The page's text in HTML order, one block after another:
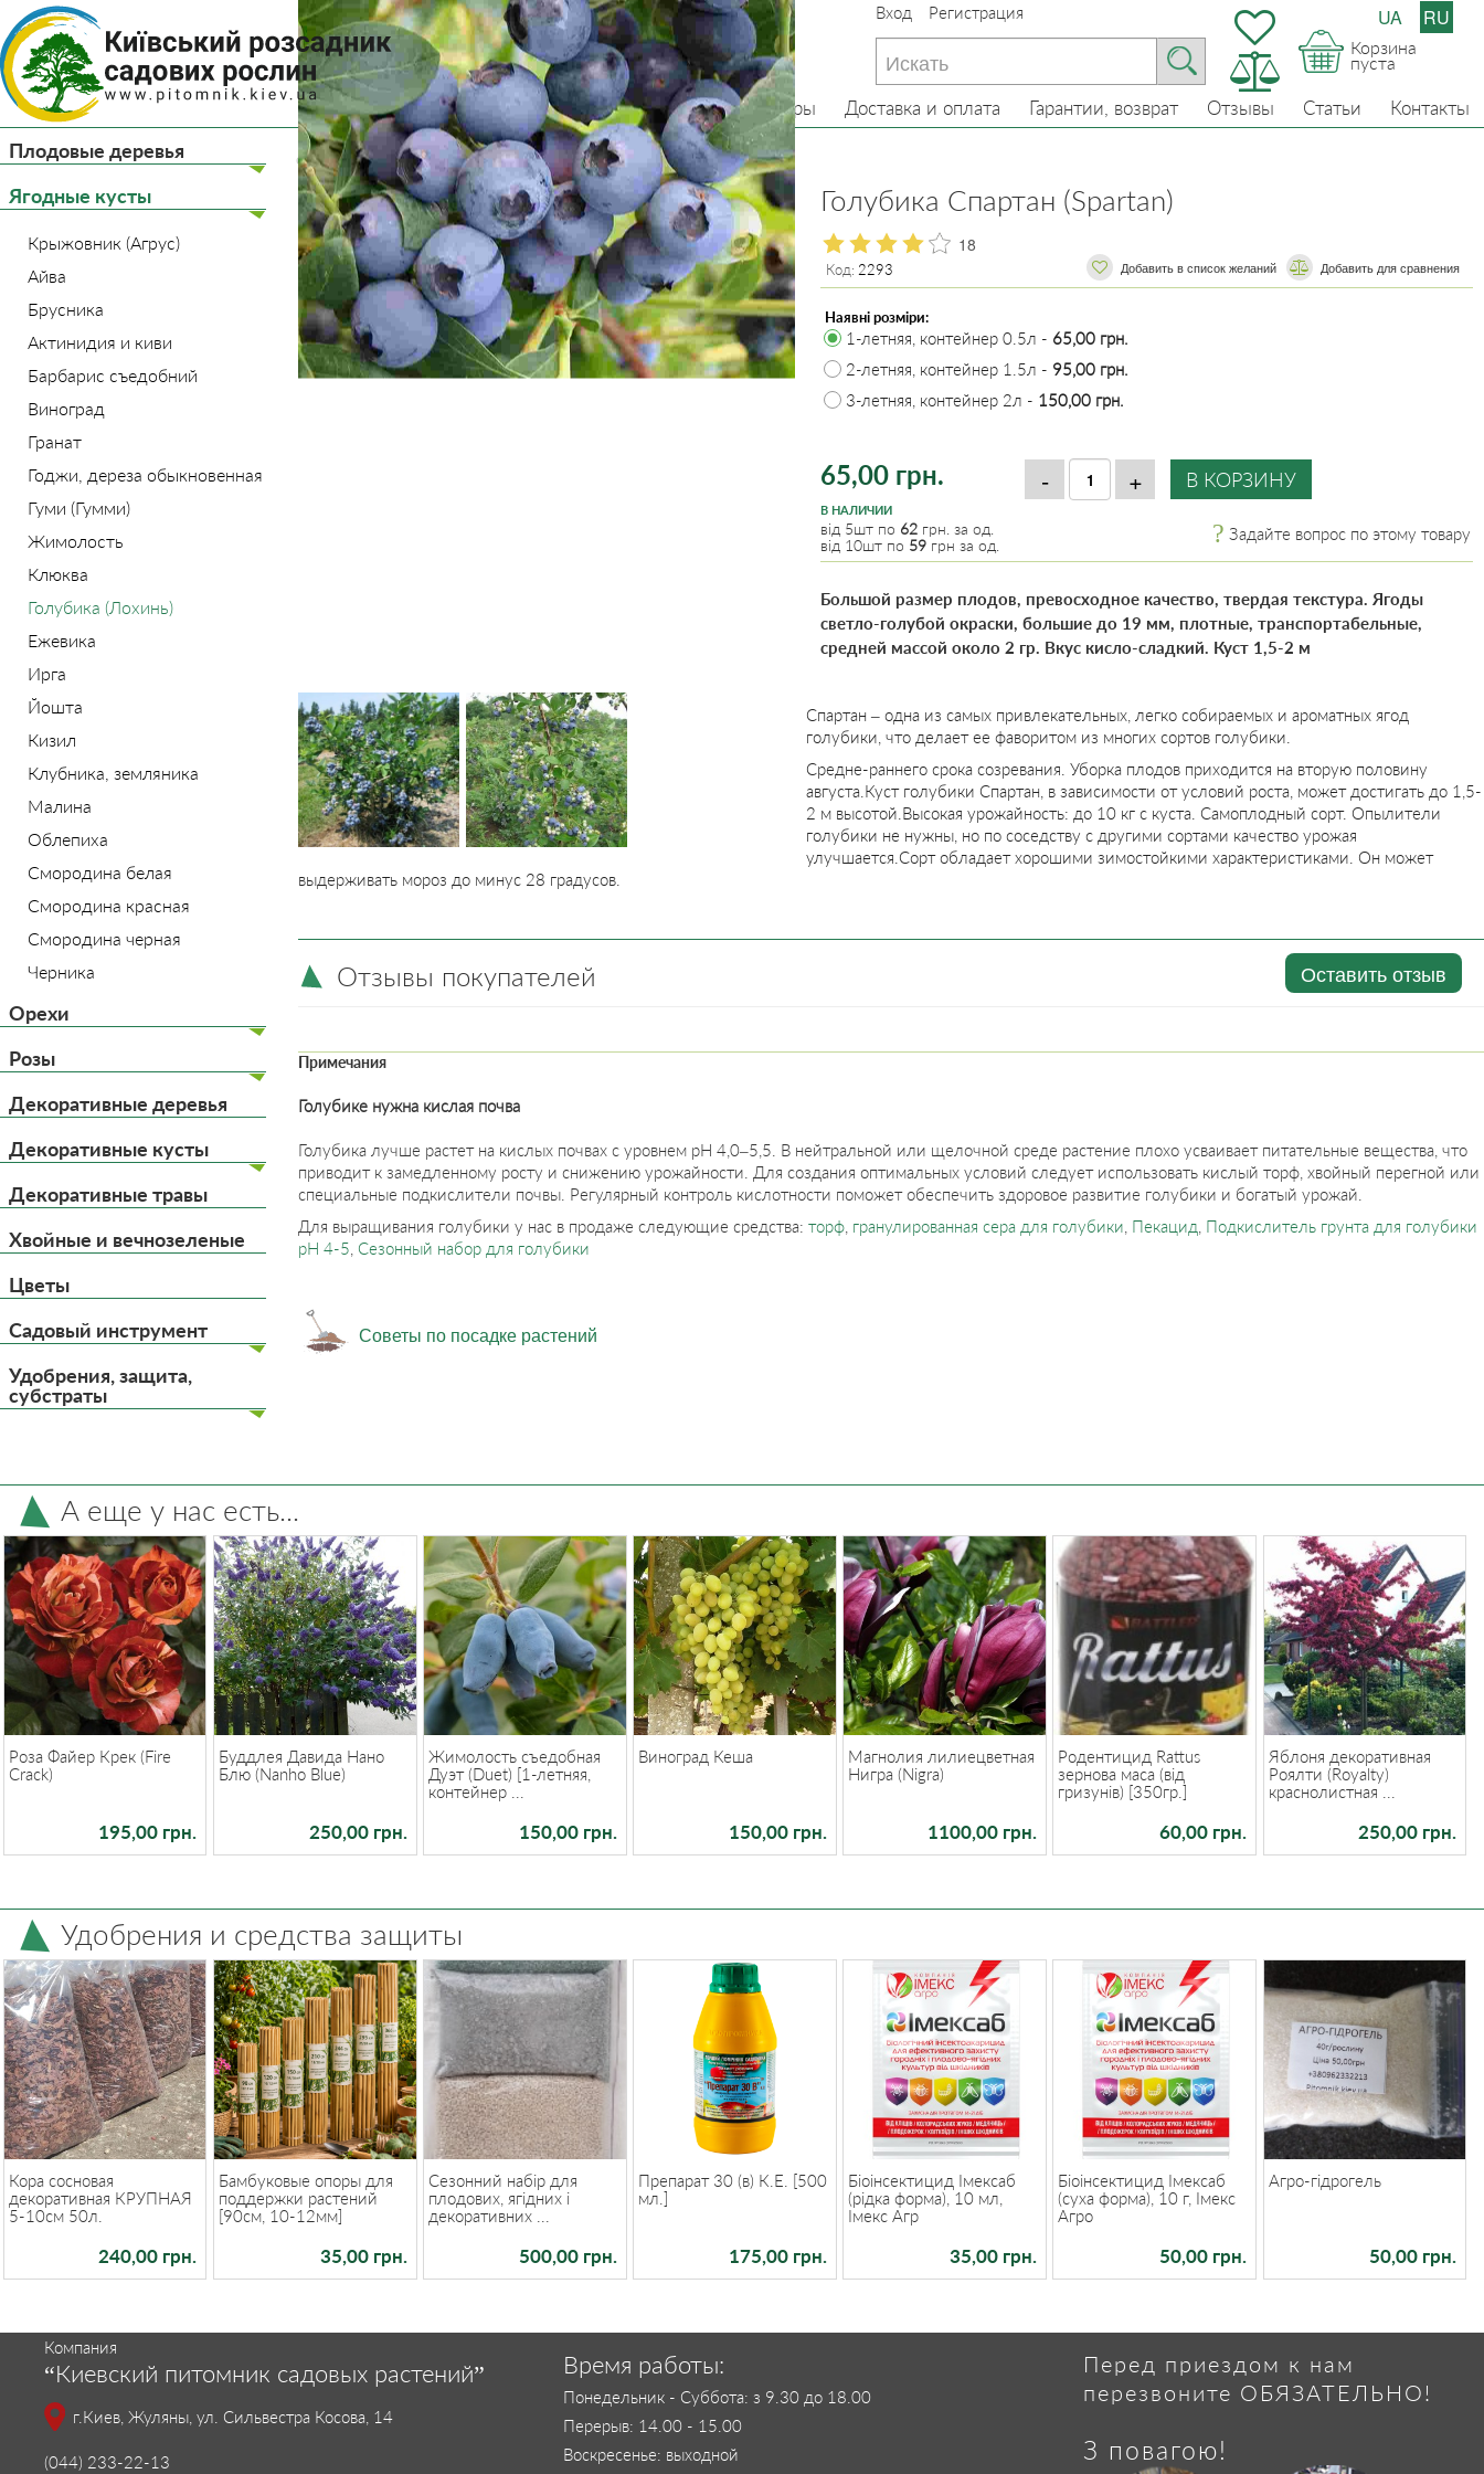
(044) 233-22-13
(097) 233-22-13
(093) 233-22-13
(099) 233-22-13
Вход Регистрация
Корзина
пуста
UA RU
Главная О нас Товары Доставка и оплата Гарантии, возврат Отзывы Статьи Контакты
Плодовые деревья
Ягодные кусты
Крыжовник (Агрус)
Айва
Брусника
Актинидия и киви
Барбарис съедобний
Виноград
Гранат
Годжи, дереза обыкновенная
Гуми (Гумми)
Жимолость
Клюква
Голубика (Лохинь)
Ежевика
Ирга
Йошта
Кизил
Клубника, земляника
Малина
Облепиха
Смородина белая
Смородина красная
Смородина черная
Черника
Орехи
Розы
Декоративные деревья
Декоративные кусты
Декоративные травы
Хвойные и вечнозеленые
Цветы
Садовый инструмент
Удобрения, защита,
субстраты
Главная Ягодные кустарники Голубика (Лохинь)
Голубика Спартан (Spartan)
18
Код: 2293
65,00 грн.
Добавить в список желаний ​​Добавить для сравнения
Наявні розміри:
1-летняя, контейнер 0.5л - 65,00 грн.
2-летняя, контейнер 1.5л - 95,00 грн.
3-летняя, контейнер 2л - 150,00 грн.
В НАЛИЧИИ
від 5шт по 62 грн. за од.
від 10шт по 59 грн за од.
Задайте вопрос по этому товару
Большой размер плодов, превосходное качество, твердая текстура. Ягоды
светло-голубой окраски, большие до 19 мм, плотные, транспортабельные,
средней массой около 2 гр. Вкус кисло-сладкий. Куст 1,5-2 м
Спартан – одна из самых привлекательных, легко собираемых и ароматных ягод
голубики, что делает ее фаворитом из многих сортов голубики.
Средне-раннего срока созревания. Уборка плодов приходится на вторую половину
августа.Куст голубики Спартан, в зависимости от условий роста, может достигать до 1,5-
2 м высотой.Высокая урожайность: до 10 кг с куста. Самоплодный сорт. Опылители
голубики не нужны, но по соседству с другими сортами качество урожая
улучшается.Сорт обладает хорошими зимостойкими характеристиками. Он может
выдерживать мороз до минус 28 градусов.
Оставить отзыв
Отзывы покупателей
Примечания
Голубике нужна кислая почва
Голубика лучше растет на кислых почвах с уровнем pH 4,0–5,5. В нейтральной или щелочной среде растение плохо усваивает питательные вещества, что
приводит к замедленному росту и снижению урожайности. Для создания оптимальных условий следует использовать кислый торф, хвойный перегной или
специальные подкислители почвы. Регулярный контроль кислотности поможет обеспечить здоровое развитие голубики и богатый урожай.
Для выращивания голубики у нас в продаже следующие средства: торф гранулированная сера для голубики Пекацид Подкислитель грунта для голубики
рН 4-5 Сезонный набор для голубики
Советы по посадке растений
А еще у нас есть...
Роза Файер Крек (Fire
Crack)
195,00 грн.
Буддлея Давида Нано
Блю (Nanho Blue)
250,00 грн.
Жимолость съедобная
Дуэт (Duet) [1-летняя,
контейнер ...
150,00 грн.
Виноград Кеша
150,00 грн.
Магнолия лилиецветная
Нигра (Nigra)
1100,00 грн.
Родентицид Rattus
зернова маса (від
гризунів) [350гр.]
60,00 грн.
Яблоня декоративная
Роялти (Royalty)
краснолистная ...
250,00 грн.
Удобрения и средства защиты
Кора сосновая
декоративная КРУПНАЯ
5-10см 50л.
240,00 грн.
Бамбуковые опоры для
поддержки растений
[90см, 10-12мм]
35,00 грн.
Сезонний набір для
плодових, ягідних і
декоративних ...
500,00 грн.
Препарат 30 (в) К.Е. [500
мл.]
175,00 грн.
Біоінсектицид Імексаб
(рідка форма), 10 мл,
Імекс Агр
35,00 грн.
Біоінсектицид Імексаб
(суха форма), 10 г, Імекс
Агро
50,00 грн.
Агро-гідрогель
50,00 грн.
Компания
“Киевский питомник садовых растений”
г.Киев, Жуляны, ул. Сильвестра Косова, 14
(044) 233-22-13
Время работы:
Понедельник - Суббота: з 9.30 до 18.00
Перерыв: 14.00 - 15.00
Воскресенье: выходной
Перед приездом к нам
перезвоните ОБЯЗАТЕЛЬНО!
З повагою!